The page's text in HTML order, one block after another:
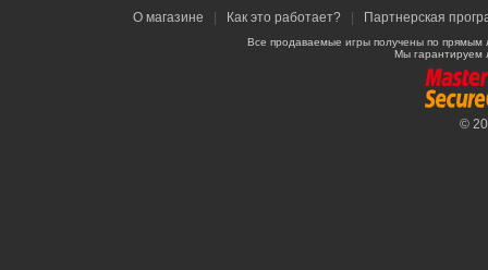
О магазине Как это работает? Партнерская
Все продаваемые игры получены по
Мы гарантируем
©